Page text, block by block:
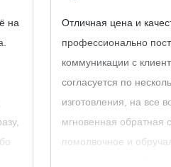
на
Отличная цена и
профессионально
коммуникации с
согласуется по
изготовления, на все
мгновенная обратная
помолвочное и